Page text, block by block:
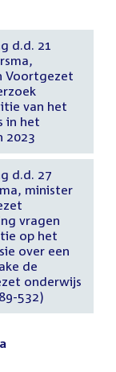
d.d. 21
Voortgezet
van het
in het
2023
d.d. 27
minister
vragen
op het
over een
de
onderwijs
532)